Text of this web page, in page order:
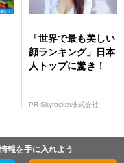
「世界で最も美しい
顔ランキング」日本
人トップに驚き！
PR Skyrocket株式会社
報を手に入れよう